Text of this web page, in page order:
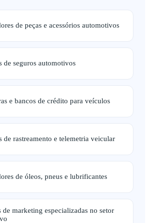
de peças e acessórios automotivos
de seguros automotivos
e bancos de crédito para veículos
de rastreamento e telemetria veicular
de óleos, pneus e lubrificantes
de marketing especializadas no setor